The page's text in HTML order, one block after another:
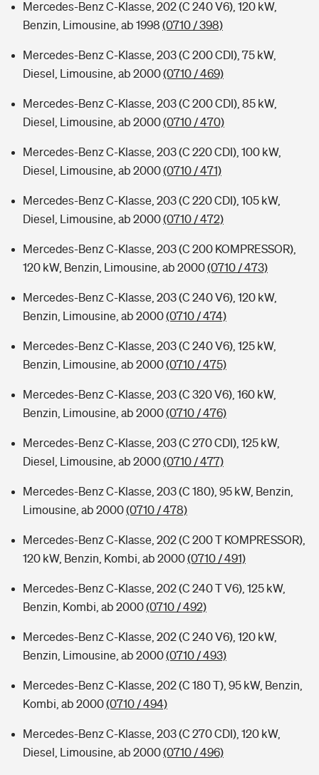
Mercedes-Benz C-Klasse, 202 (C 240 V6), 120 kW,
Benzin, Limousine, ab 1998 (0710 / 398)
Mercedes-Benz C-Klasse, 203 (C 200 CDI), 75 kW,
Diesel, Limousine, ab 2000(0710 / 469)
Mercedes-Benz C-Klasse, 203 (C 200 CDI), 85 kW,
Diesel, Limousine, ab 2000(0710 / 470)
Mercedes-Benz C-Klasse, 203 (C 220 CDI), 100 kW,
Diesel, Limousine, ab 2000(0710 / 471)
Mercedes-Benz C-Klasse, 203 (C 220 CDI), 105 kW,
Diesel, Limousine, ab 2000(0710 / 472)
Mercedes-Benz C-Klasse, 203 (C 200 KOMPRESSOR),
120 kW, Benzin, Limousine, ab 2000(0710 / 473)
Mercedes-Benz C-Klasse, 203 (C 240 V6), 120 kW,
Benzin, Limousine, ab 2000(0710 / 474)
Mercedes-Benz C-Klasse, 203 (C 240 V6), 125 kW,
Benzin, Limousine, ab 2000(0710 / 475)
Mercedes-Benz C-Klasse, 203 (C 320 V6), 160 kW,
Benzin, Limousine, ab 2000(0710 / 476)
Mercedes-Benz C-Klasse, 203 (C 270 CDI), 125 kW,
Diesel, Limousine, ab 2000(0710 / 477)
Mercedes-Benz C-Klasse, 203 (C 180), 95 kW, Benzin,
Limousine, ab 2000(0710 / 478)
Mercedes-Benz C-Klasse, 202 (C 200 T KOMPRESSOR),
120 kW, Benzin, Kombi, ab 2000(0710 / 491)
Mercedes-Benz C-Klasse, 202 (C 240 T V6), 125 kW,
Benzin, Kombi, ab 2000(0710 / 492)
Mercedes-Benz C-Klasse, 202 (C 240 V6), 120 kW,
Benzin, Limousine, ab 2000(0710 / 493)
Mercedes-Benz C-Klasse, 202 (C 180 T), 95 kW, Benzin,
Kombi, ab 2000(0710 / 494)
Mercedes-Benz C-Klasse, 203 (C 270 CDI), 120 kW,
Diesel, Limousine, ab 2000(0710 / 496)